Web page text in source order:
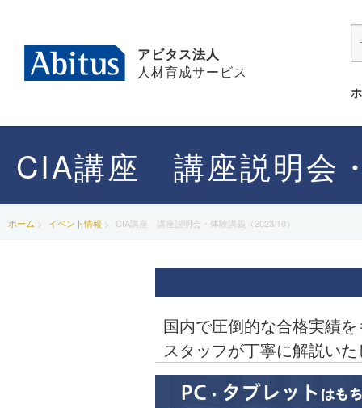
アビタス法人
人材育成サービス
CIA講座 講座説明会
ホーム イベント情報 CIA講座 講座説明会・体験講義（2023/10）
国内で圧倒的な合格実績
スタッフが丁寧に解説い